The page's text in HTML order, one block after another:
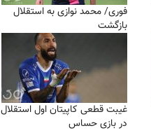
فوری/ محمد نوازی به استقلال
بازگشت
غیبت قطعی کاپیتان اول استقلال
در بازی حساس